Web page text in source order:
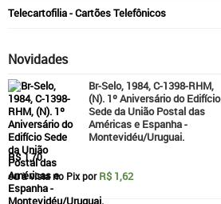
Telecartofilia - Cartões Telefônicos
Novidades
Br-Selo, 1984, C-1398-RHM,
(N). 1º Aniversário do Edifício
Sede da União Postal das
Américas e Espanha -
Montevidéu/Uruguai.
R$ 1,70
ou à vista no Pix porR$ 1,62